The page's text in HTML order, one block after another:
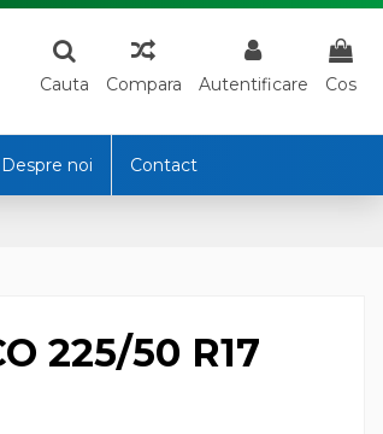
Cauta Compara Autentificare Cos
Despre noi Contact
225/50 R17